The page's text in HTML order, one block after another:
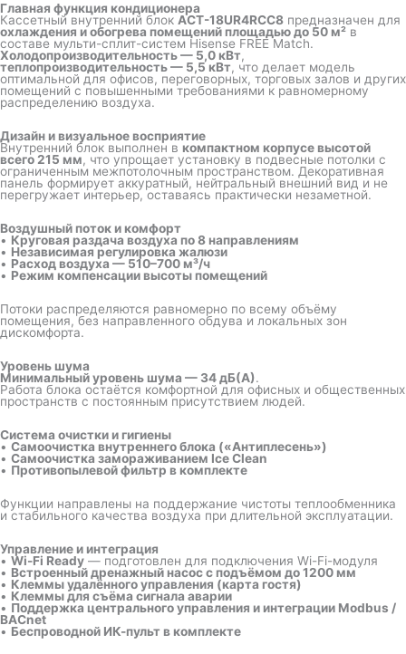
Главная функция кондиционера
Кассетный внутренний блок ACT-18UR4RCC8 предназначен для
охлаждения и обогрева помещений площадью до 50 м² в
составе мульти-сплит-систем Hisense FREE Match.
Холодопроизводительность — 5,0 кВт,
теплопроизводительность — 5,5 кВт, что делает модель
оптимальной для офисов, переговорных, торговых залов и других
помещений с повышенными требованиями к равномерному
распределению воздуха.
Дизайн и визуальное восприятие
Внутренний блок выполнен в компактном корпусе высотой
всего 215 мм, что упрощает установку в подвесные потолки с
ограниченным межпотолочным пространством. Декоративная
панель формирует аккуратный, нейтральный внешний вид и не
перегружает интерьер, оставаясь практически незаметной.
Воздушный поток и комфорт
• Круговая раздача воздуха по 8 направлениям
• Независимая регулировка жалюзи
• Расход воздуха — 510–700 м³/ч
• Режим компенсации высоты помещений
Потоки распределяются равномерно по всему объёму
помещения, без направленного обдува и локальных зон
дискомфорта.
Уровень шума
Минимальный уровень шума — 34 дБ(А).
Работа блока остаётся комфортной для офисных и общественных
пространств с постоянным присутствием людей.
Система очистки и гигиены
• Самоочистка внутреннего блока («Антиплесень»)
• Самоочистка замораживанием Ice Clean
• Противопылевой фильтр в комплекте
Функции направлены на поддержание чистоты теплообменника
и стабильного качества воздуха при длительной эксплуатации.
Управление и интеграция
• Wi-Fi Ready — подготовлен для подключения Wi-Fi-модуля
• Встроенный дренажный насос с подъёмом до 1200 мм
• Клеммы удалённого управления (карта гостя)
• Клеммы для съёма сигнала аварии
• Поддержка центрального управления и интеграции Modbus /
BACnet
• Беспроводной ИК-пульт в комплекте